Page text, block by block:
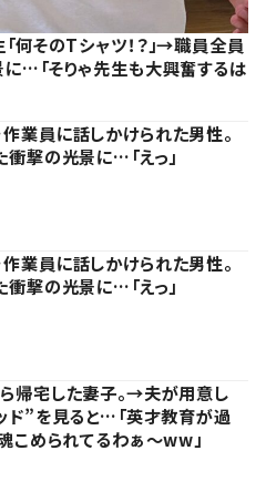
何そのTシャツ！？」→職員全員
…「そりゃ先生も大興奮するは
業員に話しかけられた男性。
衝撃の光景に…「えっ」
業員に話しかけられた男性。
衝撃の光景に…「えっ」
帰宅した妻子。→夫が用意し
ド”を見ると…「英才教育が過
こめられてるわぁ～ww」